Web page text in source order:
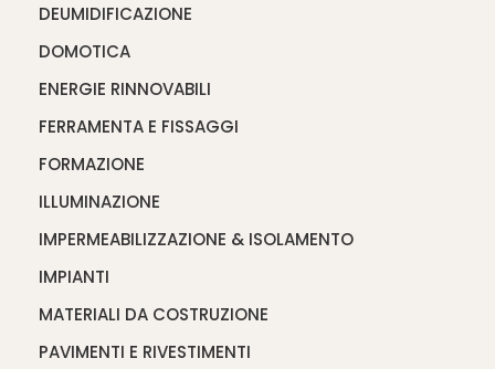
DEUMIDIFICAZIONE
DOMOTICA
ENERGIE RINNOVABILI
FERRAMENTA E FISSAGGI
FORMAZIONE
ILLUMINAZIONE
IMPERMEABILIZZAZIONE & ISOLAMENTO
IMPIANTI
MATERIALI DA COSTRUZIONE
PAVIMENTI E RIVESTIMENTI